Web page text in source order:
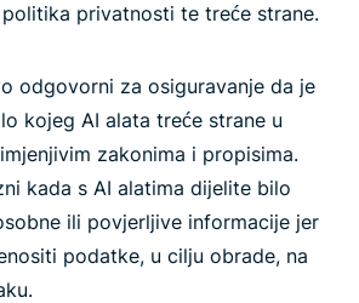
privatnosti te treće strane.
odgovorni za osiguravanje da je
kojeg AI alata treće strane u
zakonima i propisima.
kada s AI alatima dijelite bilo
ili povjerljive informacije jer
podatke, u cilju obrade, na